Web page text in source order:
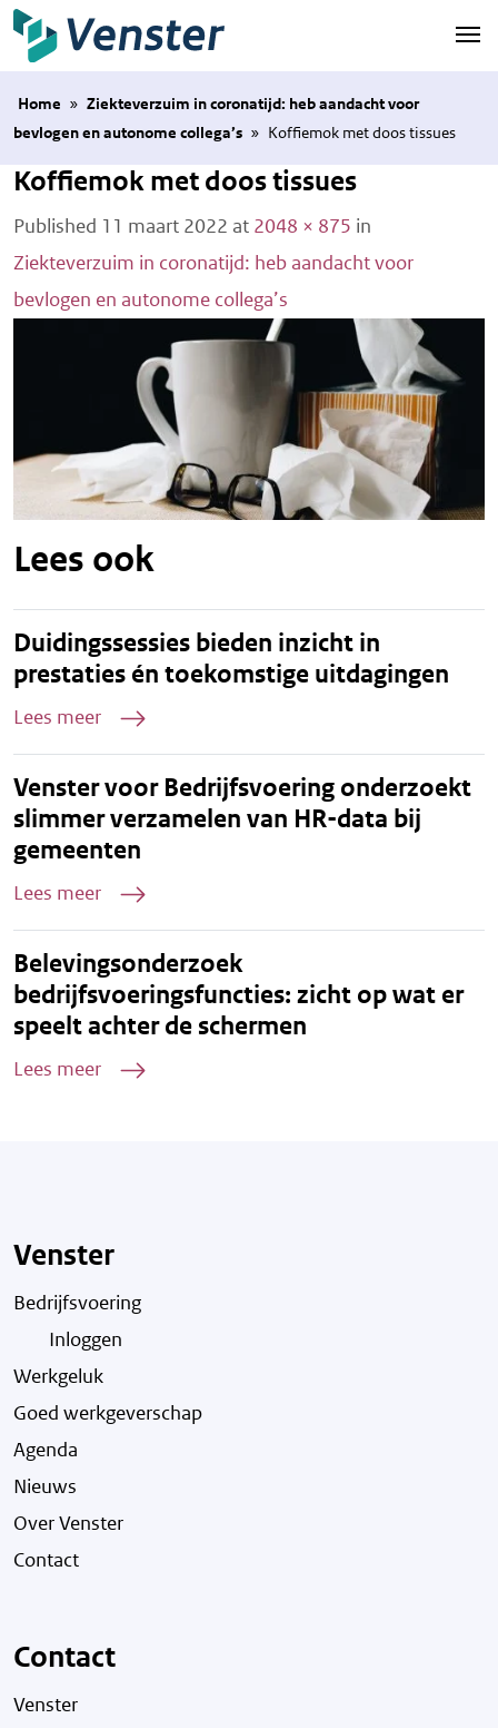
Naar hoofdinhoud
Home » Ziekteverzuim in coronatijd: heb aandacht voor
bevlogen en autonome collega’s » Koffiemok met doos tissues
Koffiemok met doos tissues
Published 11 maart 2022 at 2048 × 875 in
Ziekteverzuim in coronatijd: heb aandacht voor
bevlogen en autonome collega’s
Lees ook
Duidingssessies bieden inzicht in
prestaties én toekomstige uitdagingen
Lees meer
Venster voor Bedrijfsvoering onderzoekt
slimmer verzamelen van HR-data bij
gemeenten
Lees meer
Belevingsonderzoek
bedrijfsvoeringsfuncties: zicht op wat er
speelt achter de schermen
Lees meer
Venster
Bedrijfsvoering
Inloggen
Werkgeluk
Goed werkgeverschap
Agenda
Nieuws
Over Venster
Contact
Contact
Venster